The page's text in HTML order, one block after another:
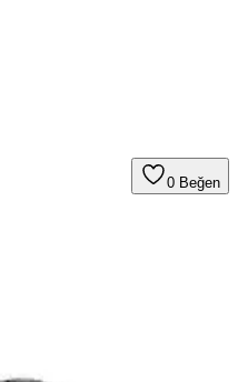
0 Beğen